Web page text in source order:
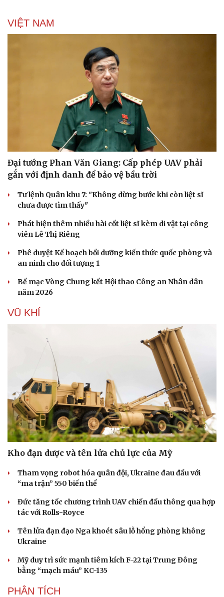
Podcast
Đọc truyện đêm khuya
Cửa sổ tình yêu
Kể chuyện cho bé
Hạt giống tâm hồn
VIỆT NAM
Đại tướng Phan Văn Giang: Cấp phép UAV phải
gắn với định danh để bảo vệ bầu trời
Tư lệnh Quân khu 7: "Không dừng bước khi còn liệt sĩ
chưa được tìm thấy"
Phát hiện thêm nhiều hài cốt liệt sĩ kèm di vật tại công
viên Lê Thị Riêng
Phê duyệt Kế hoạch bồi dưỡng kiến thức quốc phòng và
an ninh cho đối tượng 1
Bế mạc Vòng Chung kết Hội thao Công an Nhân dân
năm 2026
VŨ KHÍ
Kho đạn dược và tên lửa chủ lực của Mỹ
Tham vọng robot hóa quân đội, Ukraine đau đầu với
“ma trận” 550 biến thể
Đức tăng tốc chương trình UAV chiến đấu thông qua hợp
tác với Rolls-Royce
Tên lửa đạn đạo Nga khoét sâu lỗ hổng phòng không
Ukraine
Mỹ duy trì sức mạnh tiêm kích F-22 tại Trung Đông
bằng “mạch máu” KC-135
PHÂN TÍCH